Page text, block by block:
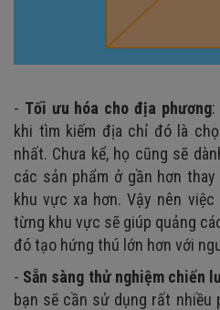
- Tối ưu hóa cho địa phương:
khi tìm kiếm địa chỉ đó là
nhất. Chưa kể, họ cũng sẽ
các sản phẩm ở gần hơn
khu vực xa hơn. Vậy nên
từng khu vực sẽ giúp quảng
đó tạo hứng thú lớn hơn với
- Sẵn sàng thử nghiệm chiến
bạn sẽ cần sử dụng rất nhiều